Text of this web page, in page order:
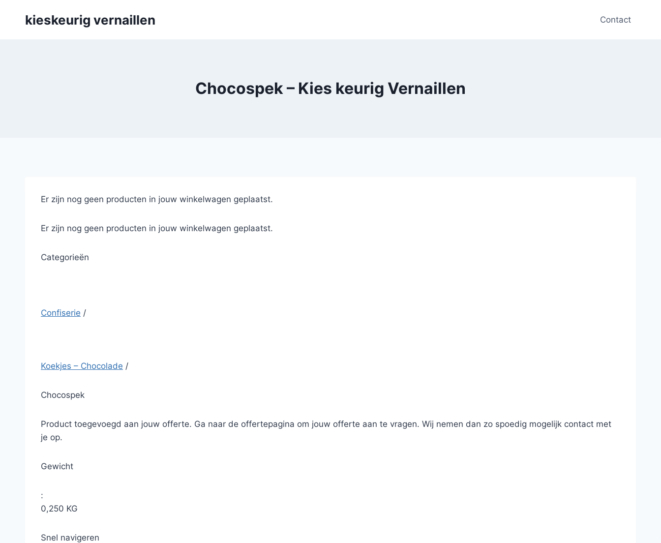
kieskeurig vernaillen Contact
Chocospek – Kies keurig Vernaillen
Er zijn nog geen producten in jouw winkelwagen geplaatst.
Er zijn nog geen producten in jouw winkelwagen geplaatst.
Categorieën
Confiserie /
Koekjes – Chocolade /
Chocospek
Product toegevoegd aan jouw offerte. Ga naar de offertepagina om jouw offerte aan te vragen. Wij nemen dan zo spoedig mogelijk contact met
je op.
Gewicht
:
0,250 KG
Snel navigeren